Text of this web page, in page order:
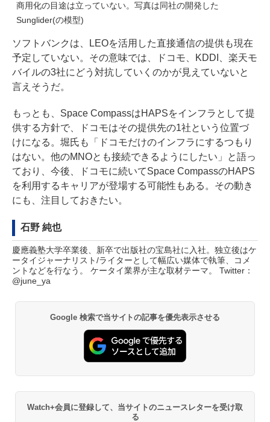
商用化の目途は立っていない。写真は同社の開発した
Sunglider(の模型)
ソフトバンクは、LEOを活用した直接通信の提供も現在
予定していない。その意味では、ドコモ、KDDI、楽天モ
バイルの3社にどう対抗していくのかが見えていないと
言えそうだ。
もっとも、Space CompassはHAPSをインフラとして提
供する方針で、ドコモはその提供先の1社という位置づ
けになる。堀氏も「ドコモだけのインフラにするつもり
はない。他のMNOとも接続できるようにしたい」と語っ
ており、今後、ドコモに続いてSpace CompassのHAPS
を利用するキャリアが登場する可能性もある。その動き
にも、注目しておきたい。
石野 純也
慶應義塾大学卒業後、新卒で出版社の宝島社に入社。独立後はケ
ータイジャーナリスト/ライターとして幅広い媒体で執筆、コメ
ントなどを行なう。 ケータイ業界が主な取材テーマ。 Twitter：
@june_ya
Google 検索で当サイトの記事を優先表示させる
Watch+会員に登録して、当サイトのニュースレターを受け取
る